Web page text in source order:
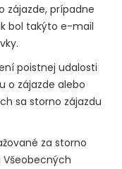
zájazde, prípadne
bol takýto e-mail
poistnej udalosti
o zájazde alebo
sa storno zájazdu
za storno
Všeobecných